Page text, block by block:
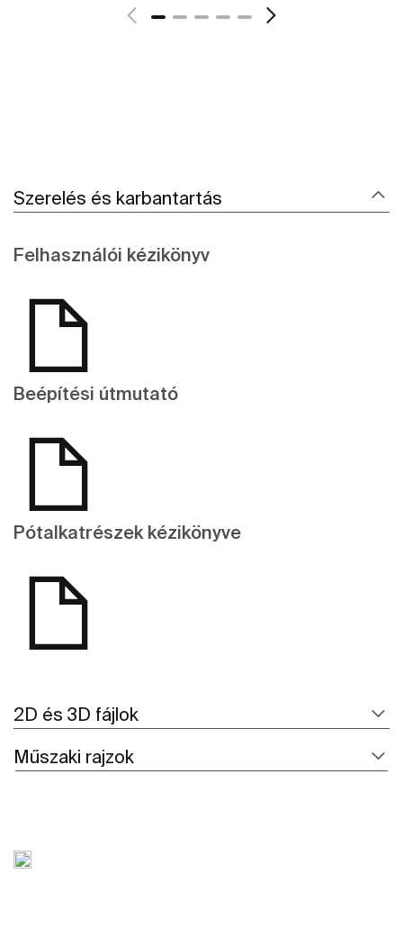
Szerelés és karbantartás
Felhasználói kézikönyv
Beépítési útmutató
Pótalkatrészek kézikönyve
2D és 3D fájlok
Műszaki rajzok